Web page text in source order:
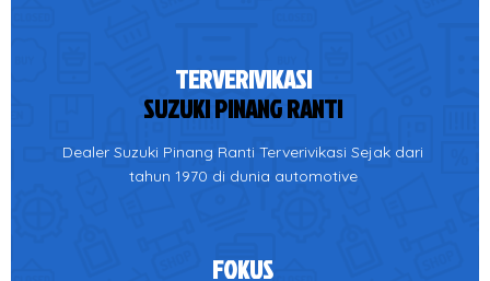
TERVERIVIKASI
SUZUKI PINANG RANTI
Dealer Suzuki Pinang Ranti Terverivikasi Sejak dari
tahun 1970 di dunia automotive
FOKUS